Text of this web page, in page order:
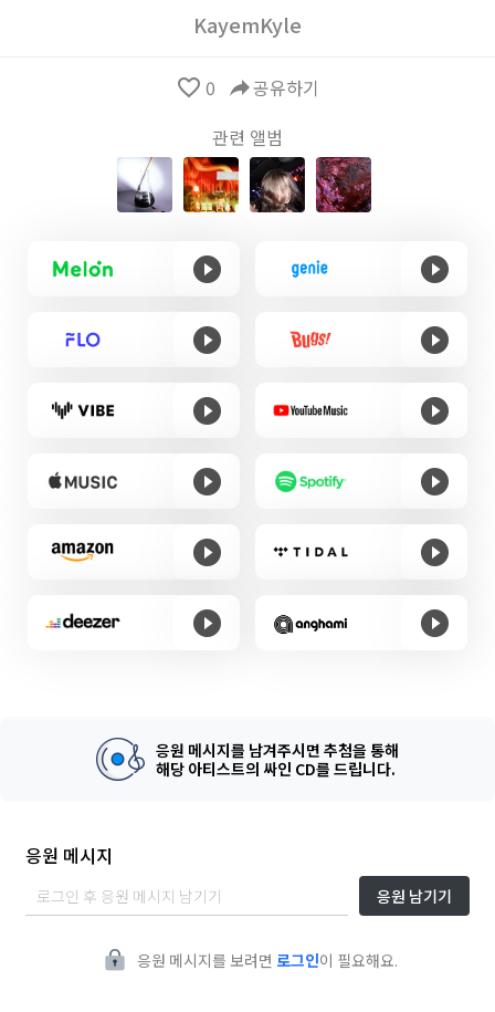
KayemKyle
favorite_border 0 reply공유하기
관련 앨범
응원 메시지를 남겨주시면 추첨을 통해
해당 아티스트의 싸인 CD를 드립니다.
응원 메시지
응원 남기기
응원 메시지를 보려면 로그인이 필요해요.